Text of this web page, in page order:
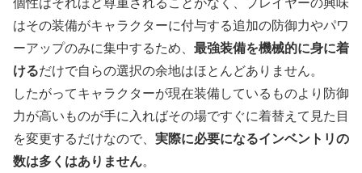
個性はそれほど尊重されることがなく、プレイヤーの興味
はその装備がキャラクターに付与する追加の防御力やパワ
ーアップのみに集中するため、 最強装備を機械的に身に着
けるだけで自らの選択の余地はほとんどありません。
したがってキャラクターが現在装備しているものより防御
力が高いものが手に入ればその場ですぐに着替えて見た目
を変更するだけなので、 実際に必要になるインベントリの
数は多くはありません。